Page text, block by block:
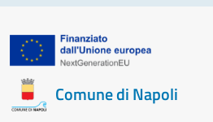
Comune di Napoli